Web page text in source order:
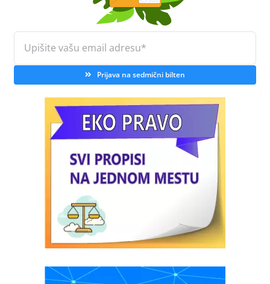
Prijava na sedmični bilten